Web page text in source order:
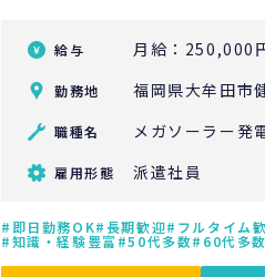
給与
勤務地 福岡県大牟田市
職種名 メガソーラー発
雇用形態 派遣社員
即日勤務OK 長期歓迎 フルタイム
知識・経験豊富 50代多数 60代多数